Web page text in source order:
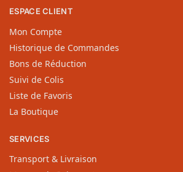
ESPACE CLIENT
Mon Compte
Historique de Commandes
Bons de Réduction
Suivi de Colis
Liste de Favoris
La Boutique
SERVICES
Transport & Livraison